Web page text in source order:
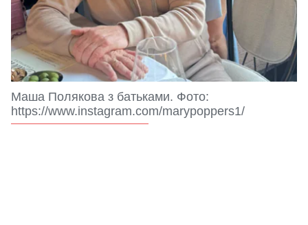
Маша Полякова з батьками. Фото:
https://www.instagram.com/marypoppers1/